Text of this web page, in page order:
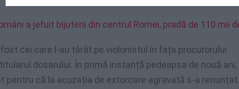
a jefuit bijuterii din centrul Romei, pradă de 110 mii
cei care l-au târât pe violonistul în fața procurorului
dosarului. În primă instanță pedeapsa de nouă ani,
pentru că la acuzația de extorcare agravată s-a